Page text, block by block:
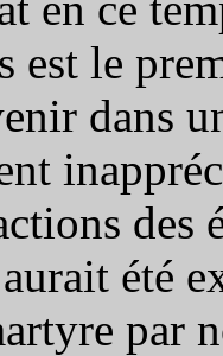
est le
dans
été
par